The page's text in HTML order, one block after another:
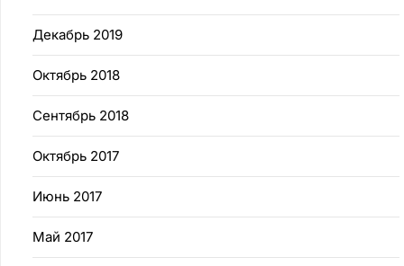
Декабрь 2019
Октябрь 2018
Сентябрь 2018
Октябрь 2017
Июнь 2017
Май 2017